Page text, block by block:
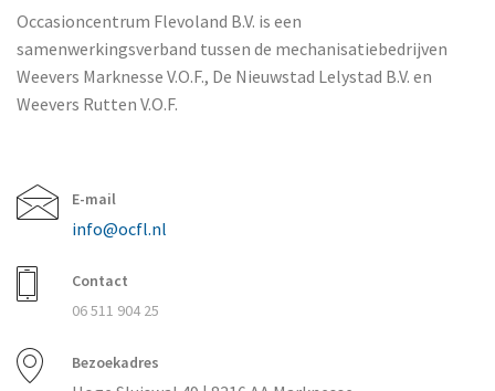
Occasioncentrum Flevoland B.V. is een
samenwerkingsverband tussen de mechanisatiebedrijven
Weevers Marknesse V.O.F., De Nieuwstad Lelystad B.V. en
Weevers Rutten V.O.F.
E-mail
info@ocfl.nl
Contact
06 511 904 25
Bezoekadres